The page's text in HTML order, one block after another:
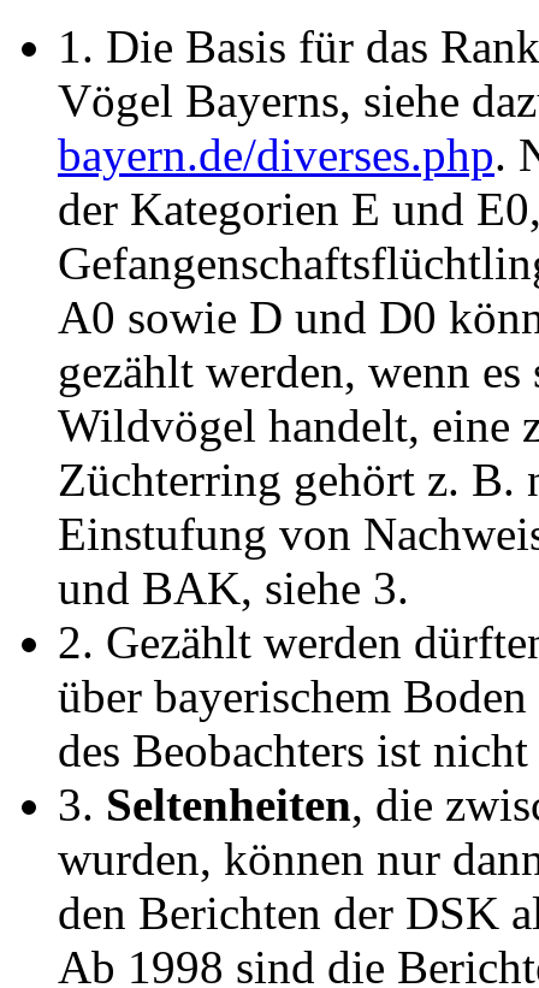
1. Die Basis für das
Vögel Bayerns, siehe
bayern.de/diverses.php.
der Kategorien E und
A0 sowie D und D0
gezählt werden, wenn
Wildvögel handelt, eine
Züchterring gehört z. B.
Einstufung von
und BAK, siehe 3.
2. Gezählt werden
über bayerischem
des Beobachters ist
3. Seltenheiten, die
wurden, können nur
den Berichten der DSK
Ab 1998 sind die